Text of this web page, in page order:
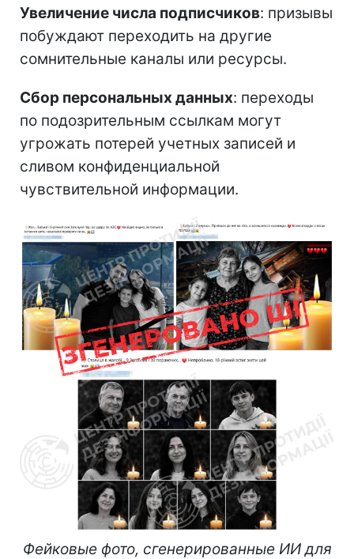
Увеличение числа подписчиков: призывы
побуждают переходить на другие
сомнительные каналы или ресурсы.
Сбор персональных данных: переходы
по подозрительным ссылкам могут
угрожать потерей учетных записей и
сливом конфиденциальной
чувствительной информации.
Фейковые фото, сгенерированные ИИ для